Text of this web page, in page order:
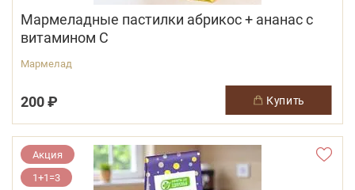
Мармеладные пастилки абрикос + ананас с
витамином С
Мармелад
200 ₽ купить
Акция
1+1=3